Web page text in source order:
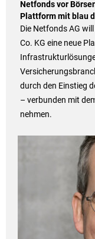
Netfonds vor
Plattform mit blau
Die Netfonds AG
Co. KG eine neue
durch den Einstieg
– verbunden mit
nehmen.